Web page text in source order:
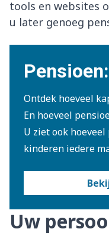
tools en websites
u later genoeg
Ontdek hoeveel
En hoeveel
U ziet ook
kinderen iedere
Uw